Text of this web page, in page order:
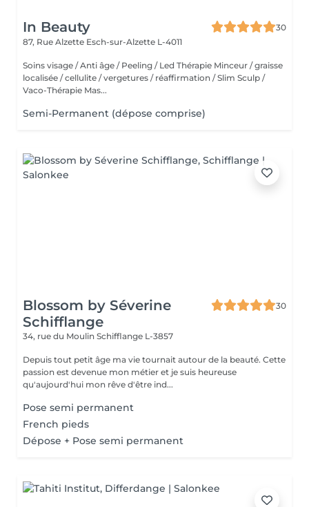
In Beauty
30
87, Rue Alzette Esch-sur-Alzette L-4011
Soins visage / Anti âge / Peeling / Led Thérapie Minceur / graisse
localisée / cellulite / vergetures / réaffirmation / Slim Sculp /
Vaco-Thérapie Mas...
Semi-Permanent (dépose comprise)
Blossom by Séverine
Schifflange
30
34, rue du Moulin Schifflange L-3857
Depuis tout petit âge ma vie tournait autour de la beauté. Cette
passion est devenue mon métier et je suis heureuse
qu'aujourd'hui mon rêve d'être ind...
Pose semi permanent
French pieds
Dépose + Pose semi permanent